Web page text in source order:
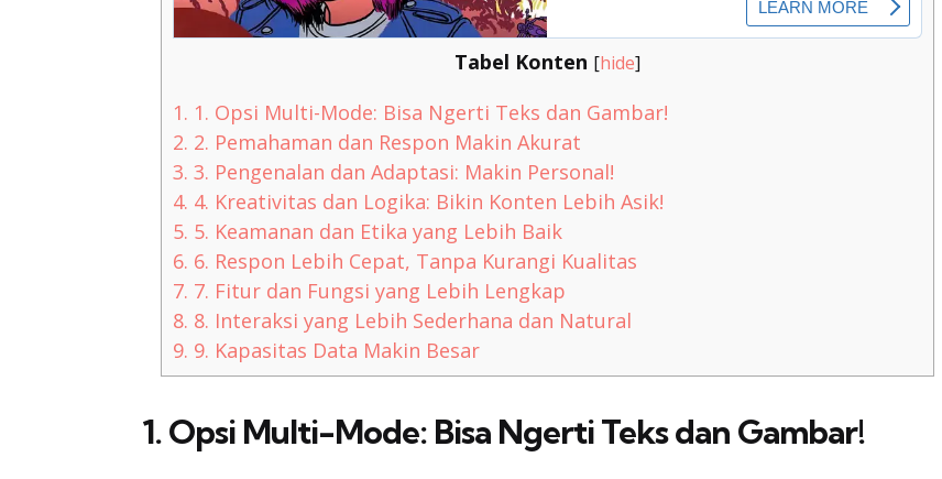
Tabel Konten [hide]
1. 1. Opsi Multi-Mode: Bisa Ngerti Teks dan Gambar!
2. 2. Pemahaman dan Respon Makin Akurat
3. 3. Pengenalan dan Adaptasi: Makin Personal!
4. 4. Kreativitas dan Logika: Bikin Konten Lebih Asik!
5. 5. Keamanan dan Etika yang Lebih Baik
6. 6. Respon Lebih Cepat, Tanpa Kurangi Kualitas
7. 7. Fitur dan Fungsi yang Lebih Lengkap
8. 8. Interaksi yang Lebih Sederhana dan Natural
9. 9. Kapasitas Data Makin Besar
1. Opsi Multi-Mode: Bisa Ngerti Teks dan Gambar!